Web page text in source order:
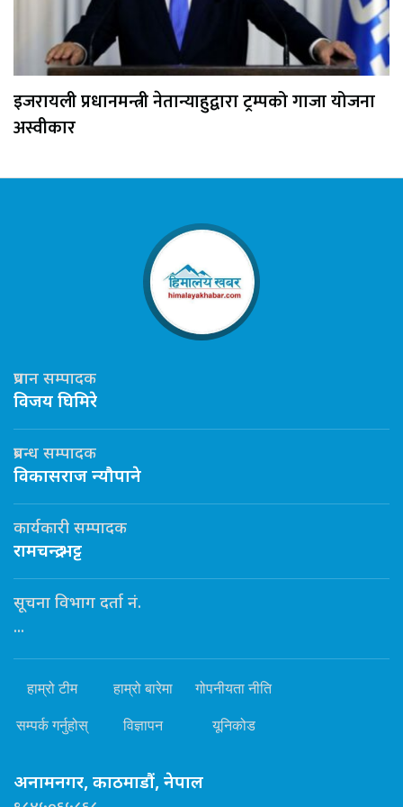
इजरायली प्रधानमन्त्री नेतान्याहुद्वारा ट्रम्पको गाजा योजना
अस्वीकार
प्रधान सम्पादक
विजय घिमिरे
प्रबन्ध सम्पादक
विकासराज न्यौपाने
कार्यकारी सम्पादक
रामचन्द्र भट्ट
सूचना विभाग दर्ता नं.
...
हाम्रो टीम हाम्रो बारेमा गोपनीयता नीति
सम्पर्क गर्नुहोस् विज्ञापन यूनिकोड
अनामनगर, काठमाडौं, नेपाल